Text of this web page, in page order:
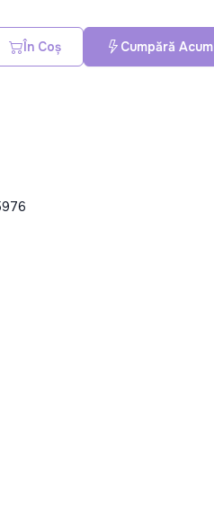
În Coș Cumpără Acum